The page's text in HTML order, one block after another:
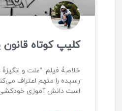
کلیپ کوتاه قانون
خلاصۀ فیلم: “علت و
رسیده را متهم اعتراف
است دانش آموزی خودکشی